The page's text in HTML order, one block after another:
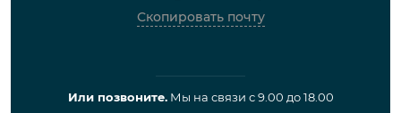
Скопировать почту
Или позвоните.Мы на связи с 9.00 до 18.00